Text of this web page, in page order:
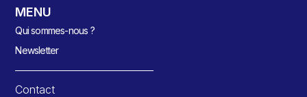
MENU
Qui sommes-nous ?
Newsletter
Contact